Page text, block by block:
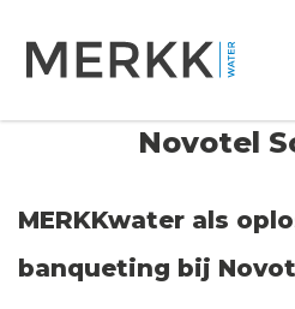
Novotel
MERKKwater als
banqueting bij